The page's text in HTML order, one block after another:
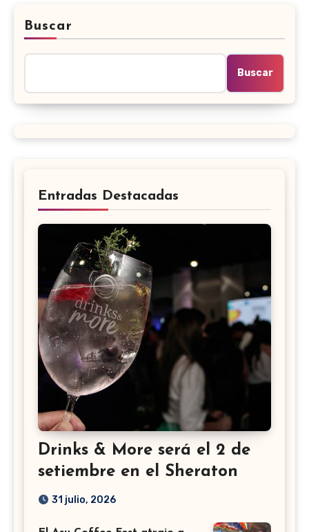
Buscar
Buscar
Entradas Destacadas
Drinks & More será el 2 de
setiembre en el Sheraton
31 julio, 2026